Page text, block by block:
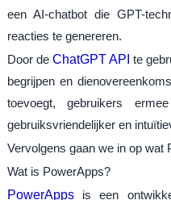
een AI-chatbot die GPT-
reacties te genereren.
Door de ChatGPT API te
begrijpen en
toevoegt, gebruikers
gebruiksvriendelijker en
Vervolgens gaan we in op wat
Wat is PowerApps?
PowerAppsis een